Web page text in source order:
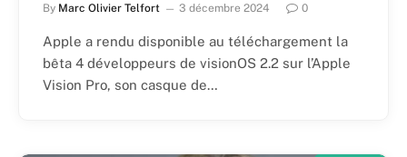
By Marc Olivier Telfort 3 décembre 2024 0
Apple a rendu disponible au téléchargement la
bêta 4 développeurs de visionOS 2.2 sur l’Apple
Vision Pro, son casque de…